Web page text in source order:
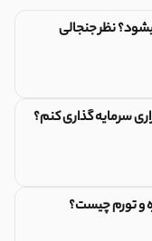
نظر جنجالی
سرمایه گذاری کنم؟
و تورم چیست؟